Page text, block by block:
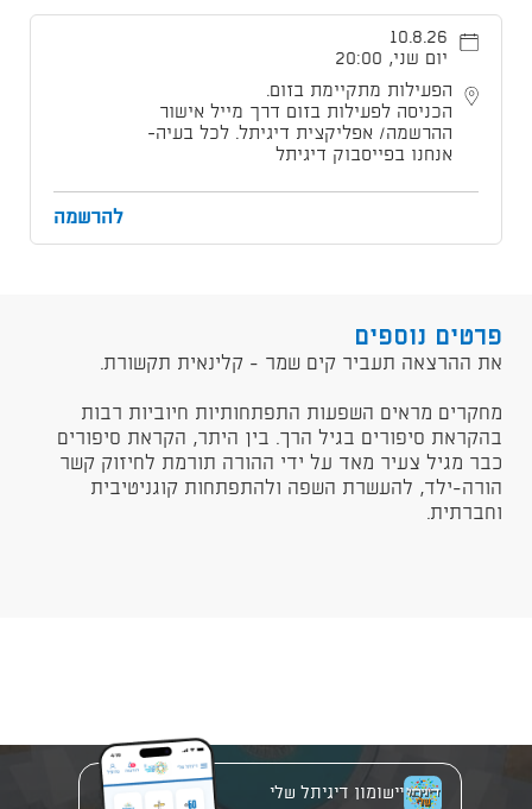
10.8.26
יום שני, 20:00
הפעילות מתקיימת בזום.
הכניסה לפעילות בזום דרך מייל אישור
ההרשמה/ אפליקצית דיגיתל. לכל בעיה-
אנחנו בפייסבוק דיגיתל
להרשמה
פרטים נוספים
את ההרצאה תעביר קים שמר - קלינאית תקשורת.
מחקרים מראים השפעות התפתחותיות חיוביות רבות
בהקראת סיפורים בגיל הרך. בין היתר, הקראת סיפורים
כבר מגיל צעיר מאד על ידי ההורה תורמת לחיזוק קשר
הורה-ילד, להעשרת השפה ולהתפתחות קוגניטיבית
וחברתית.
יישומון דיגיתל שלי